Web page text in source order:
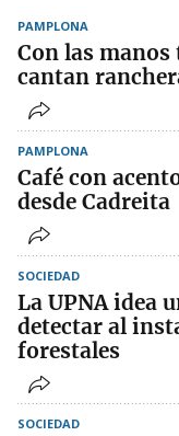
PAMPLONA
Con las manos
cantan
PAMPLONA
Café con
desde Cadreita
SOCIEDAD
La UPNA idea
detectar al
forestales
SOCIEDAD